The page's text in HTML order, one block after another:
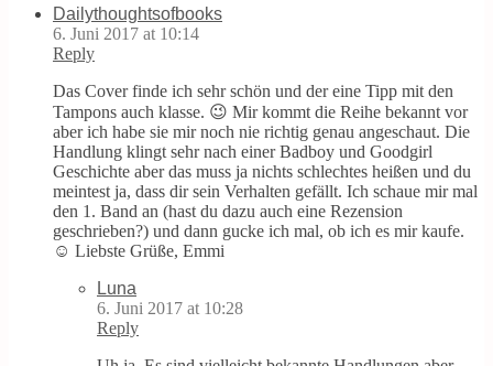
Dailythoughtsofbooks
6. Juni 2017 at 10:14
Reply
Das Cover finde ich sehr schön und der eine Tipp mit den
Tampons auch klasse. 😉 Mir kommt die Reihe bekannt vor
aber ich habe sie mir noch nie richtig genau angeschaut. Die
Handlung klingt sehr nach einer Badboy und Goodgirl
Geschichte aber das muss ja nichts schlechtes heißen und du
meintest ja, dass dir sein Verhalten gefällt. Ich schaue mir mal
den 1. Band an (hast du dazu auch eine Rezension
geschrieben?) und dann gucke ich mal, ob ich es mir kaufe.
☺️ Liebste Grüße, Emmi
Luna
6. Juni 2017 at 10:28
Reply